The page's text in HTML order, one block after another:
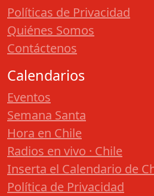
Políticas de Privacidad
Quiénes Somos
Contáctenos
Calendarios
Eventos
Semana Santa
Hora en Chile
Radios en vivo · Chile
Inserta el Calendario de
Política de Privacidad